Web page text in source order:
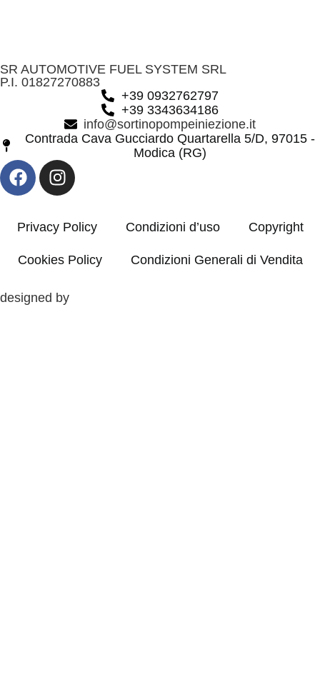
SR AUTOMOTIVE FUEL SYSTEM SRL
P.I. 01827270883
+39 0932762797
+39 3343634186
info@sortinopompeiniezione.it
Contrada Cava Gucciardo Quartarella 5/D, 97015 -
Modica (RG)
Privacy Policy Condizioni d’uso Copyright
Cookies Policy Condizioni Generali di Vendita
designed by